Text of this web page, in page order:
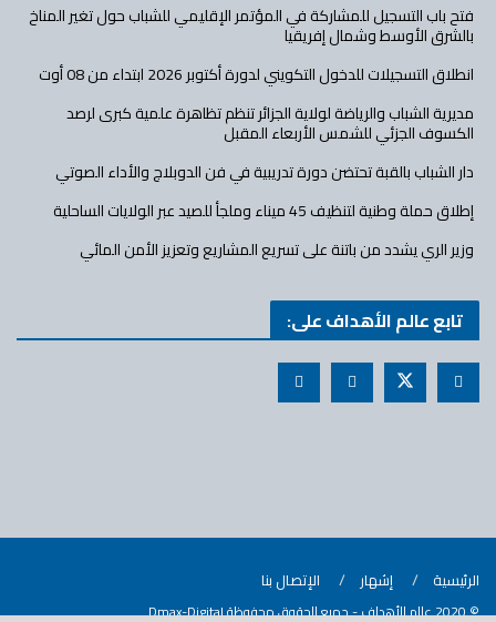
فتح باب التسجيل للمشاركة في المؤتمر الإقليمي للشباب حول تغير المناخ
بالشرق الأوسط وشمال إفريقيا
انطلاق التسجيلات للدخول التكويني لدورة أكتوبر 2026 ابتداء من 08 أوت
مديرية الشباب والرياضة لولاية الجزائر تنظم تظاهرة علمية كبرى لرصد
الكسوف الجزئي للشمس الأربعاء المقبل
دار الشباب بالقبة تحتضن دورة تدريبية في فن الدوبلاج والأداء الصوتي
إطلاق حملة وطنية لتنظيف 45 ميناء وملجأ للصيد عبر الولايات الساحلية
وزير الري يشدد من باتنة على تسريع المشاريع وتعزيز الأمن المائي
تابع عالم الأهداف على:
الرئيسية إشهار الإتصال بنا
© 2020 عالم الأهداف- جميع الحقوق محفوظة Dmax-Digital.